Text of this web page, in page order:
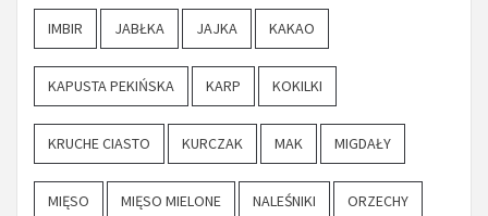
IMBIR JABŁKA JAJKA KAKAO
KAPUSTA PEKIŃSKA KARP KOKILKI
KRUCHE CIASTO KURCZAK MAK MIGDAŁY
MIĘSO MIĘSO MIELONE NALEŚNIKI ORZECHY